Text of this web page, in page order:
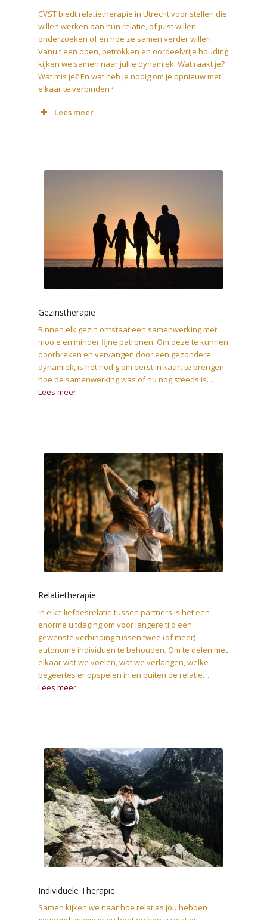
CVST biedt relatietherapie in Utrecht voor stellen die
willen werken aan hun relatie, of juist willen
onderzoeken of en hoe ze samen verder willen.
Vanuit een open, betrokken en oordeelvrije houding
kijken we samen naar jullie dynamiek. Wat raakt je?
Wat mis je? En wat heb je nodig om je opnieuw met
elkaar te verbinden?
Lees meer
systeemtherapie
Gezinstherapie
Binnen elk gezin ontstaat een samenwerking met
mooie en minder fijne patronen. Om deze te kunnen
doorbreken en vervangen door een gezondere
dynamiek, is het nodig om eerst in kaart te brengen
hoe de samenwerking was of nu nog steeds is…
Lees meer
Relatietherapie
In elke liefdesrelatie tussen partners is het een
enorme uitdaging om voor langere tijd een
gewenste verbinding tussen twee (of meer)
autonome individuen te behouden. Om te delen met
elkaar wat we voelen, wat we verlangen, welke
begeertes er opspelen in en buiten de relatie…
Lees meer
Individuele Therapie
Samen kijken we naar hoe relaties jou hebben